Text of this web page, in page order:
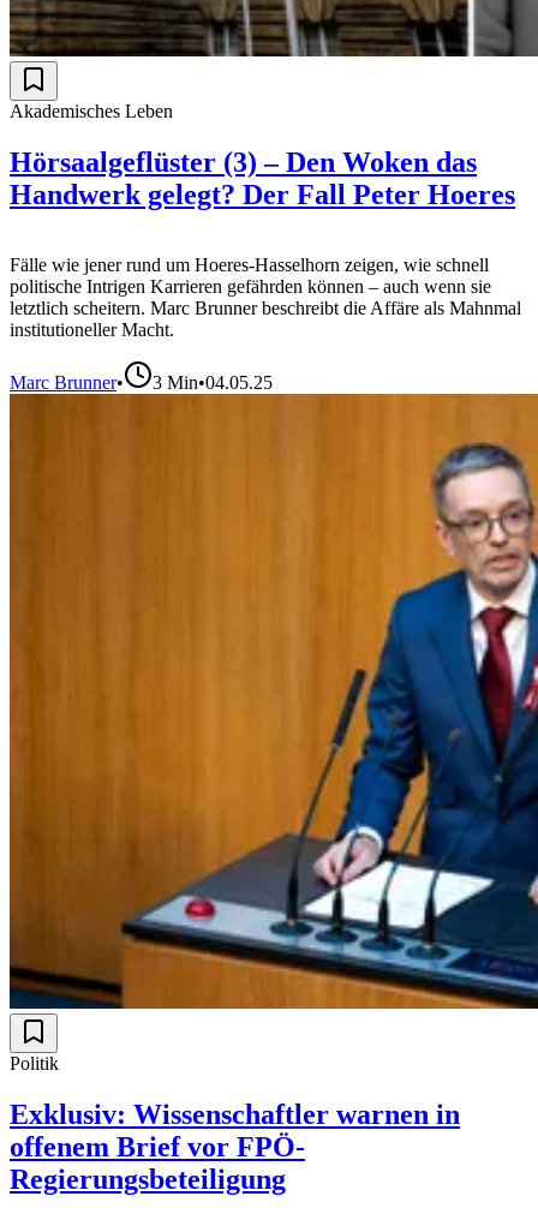
Akademisches Leben
Hörsaalgeflüster (3) – Den Woken das
Handwerk gelegt? Der Fall Peter Hoeres
Fälle wie jener rund um Hoeres-Hasselhorn zeigen, wie schnell
politische Intrigen Karrieren gefährden können – auch wenn sie
letztlich scheitern. Marc Brunner beschreibt die Affäre als Mahnmal
institutioneller Macht.
Marc Brunner• 3 Min•04.05.25
Politik
Exklusiv: Wissenschaftler warnen in
offenem Brief vor FPÖ-
Regierungsbeteiligung